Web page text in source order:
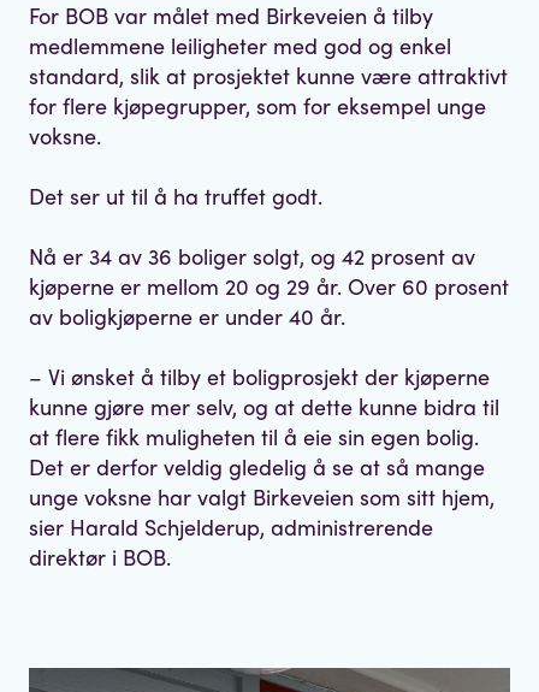
For BOB var målet med Birkeveien å tilby
medlemmene leiligheter med god og enkel
standard, slik at prosjektet kunne være attraktivt
for flere kjøpegrupper, som for eksempel unge
voksne.
Det ser ut til å ha truffet godt.
Nå er 34 av 36 boliger solgt, og 42 prosent av
kjøperne er mellom 20 og 29 år. Over 60 prosent
av boligkjøperne er under 40 år.
– Vi ønsket å tilby et boligprosjekt der kjøperne
kunne gjøre mer selv, og at dette kunne bidra til
at flere fikk muligheten til å eie sin egen bolig.
Det er derfor veldig gledelig å se at så mange
unge voksne har valgt Birkeveien som sitt hjem,
sier Harald Schjelderup, administrerende
direktør i BOB.